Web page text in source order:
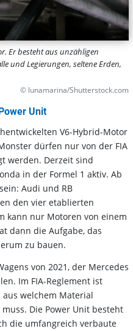
Er besteht aus unzähligen
und Legierungen, seltene Erden,
© lunamarina/Shutterstock.com
Unit
V6-Hybrid-Motor
dürfen nur von der FIA
werden. Derzeit sind
in der Formel 1 aktiv. Ab
Audi und RB
den vier etablierten
kann nur Motoren von einem
dann die Aufgabe, das
zu bauen.
von 2021, der Mercedes
Im FIA-Reglement ist
welchem Material
Die Power Unit besteht
die umfangreich verbaute